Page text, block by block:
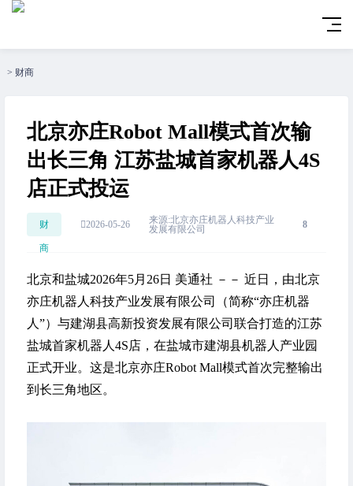
> 财商
北京亦庄Robot Mall模式首次输
出长三角 江苏盐城首家机器人4S
店正式投运
财
商
2026-05-26
来源:北京亦庄机器人科技产业
发展有限公司
8
北京和盐城2026年5月26日 美通社 －－ 近日，由北京
亦庄机器人科技产业发展有限公司（简称“亦庄机器
人”）与建湖县高新投资发展有限公司联合打造的江苏
盐城首家机器人4S店，在盐城市建湖县机器人产业园
正式开业。这是北京亦庄Robot Mall模式首次完整输出
到长三角地区。